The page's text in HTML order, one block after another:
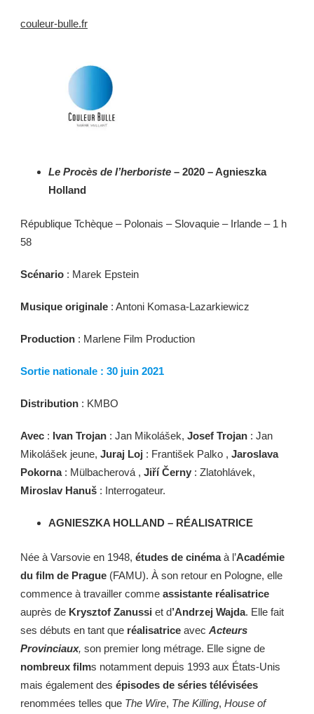
couleur-bulle.fr
Le Procès de l’herboriste – 2020 – Agnieszka
Holland
République Tchèque – Polonais – Slovaquie – Irlande – 1 h
58
Scénario : Marek Epstein
Musique originale : Antoni Komasa-Lazarkiewicz
Production : Marlene Film Production
Sortie nationale : 30 juin 2021
Distribution : KMBO
Avec : Ivan Trojan : Jan Mikolášek, Josef Trojan : Jan
Mikolášek jeune, Juraj Loj : František Palko , Jaroslava
Pokorna: Mülbacherová , Jiří Černy : Zlatohlávek,
Miroslav Hanuš : Interrogateur.
AGNIESZKA HOLLAND – RÉALISATRICE
Née à Varsovie en 1948, études de cinémaà l’Académie
du film de Prague (FAMU). À son retour en Pologne, elle
commence à travailler comme assistante réalisatrice
auprès de Krysztof Zanussi et d’Andrzej Wajda. Elle fait
ses débuts en tant que réalisatrice avec Acteurs
Provinciaux, son premier long métrage. Elle signe de
nombreux films notamment depuis 1993 aux États-Unis
mais également des épisodes de séries télévisées
renommées telles que The Wire, The Killing, House of